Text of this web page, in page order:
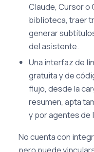
Claude, Cursor o
biblioteca, traer
generar
del asistente.
Una interfaz de
gratuita y de
flujo, desde la
resumen, apta
y por agentes de
No cuenta con